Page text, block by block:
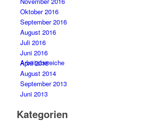
Arbeitsbereiche
Oktober 2016
September 2016
August 2016
Juli 2016
Juni 2016
April 2016
August 2014
September 2013
Juni 2013
Kategorien